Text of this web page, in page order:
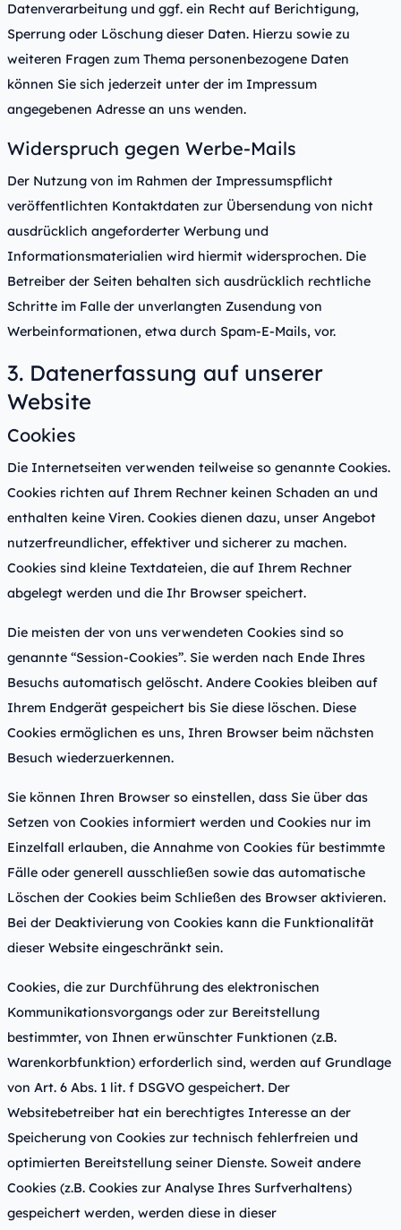
Datenverarbeitung und ggf. ein Recht auf Berichtigung,
Sperrung oder Löschung dieser Daten. Hierzu sowie zu
weiteren Fragen zum Thema personenbezogene Daten
können Sie sich jederzeit unter der im Impressum
angegebenen Adresse an uns wenden.
Widerspruch gegen Werbe-Mails
Der Nutzung von im Rahmen der Impressumspflicht
veröffentlichten Kontaktdaten zur Übersendung von nicht
ausdrücklich angeforderter Werbung und
Informationsmaterialien wird hiermit widersprochen. Die
Betreiber der Seiten behalten sich ausdrücklich rechtliche
Schritte im Falle der unverlangten Zusendung von
Werbeinformationen, etwa durch Spam-E-Mails, vor.
3. Datenerfassung auf unserer
Website
Cookies
Die Internetseiten verwenden teilweise so genannte Cookies.
Cookies richten auf Ihrem Rechner keinen Schaden an und
enthalten keine Viren. Cookies dienen dazu, unser Angebot
nutzerfreundlicher, effektiver und sicherer zu machen.
Cookies sind kleine Textdateien, die auf Ihrem Rechner
abgelegt werden und die Ihr Browser speichert.
Die meisten der von uns verwendeten Cookies sind so
genannte “Session-Cookies”. Sie werden nach Ende Ihres
Besuchs automatisch gelöscht. Andere Cookies bleiben auf
Ihrem Endgerät gespeichert bis Sie diese löschen. Diese
Cookies ermöglichen es uns, Ihren Browser beim nächsten
Besuch wiederzuerkennen.
Sie können Ihren Browser so einstellen, dass Sie über das
Setzen von Cookies informiert werden und Cookies nur im
Einzelfall erlauben, die Annahme von Cookies für bestimmte
Fälle oder generell ausschließen sowie das automatische
Löschen der Cookies beim Schließen des Browser aktivieren.
Bei der Deaktivierung von Cookies kann die Funktionalität
dieser Website eingeschränkt sein.
Cookies, die zur Durchführung des elektronischen
Kommunikationsvorgangs oder zur Bereitstellung
bestimmter, von Ihnen erwünschter Funktionen (z.B.
Warenkorbfunktion) erforderlich sind, werden auf Grundlage
von Art. 6 Abs. 1 lit. f DSGVO gespeichert. Der
Websitebetreiber hat ein berechtigtes Interesse an der
Speicherung von Cookies zur technisch fehlerfreien und
optimierten Bereitstellung seiner Dienste. Soweit andere
Cookies (z.B. Cookies zur Analyse Ihres Surfverhaltens)
gespeichert werden, werden diese in dieser